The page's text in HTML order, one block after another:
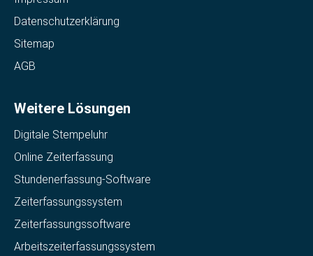
Datenschutzerklärung
Sitemap
AGB
Weitere Lösungen
Digitale Stempeluhr
Online Zeiterfassung
Stundenerfassung-Software
Zeiterfassungssystem
Zeiterfassungssoftware
Arbeitszeiterfassungssystem